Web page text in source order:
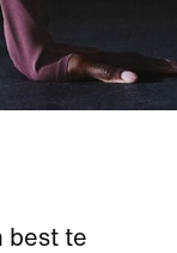
best te